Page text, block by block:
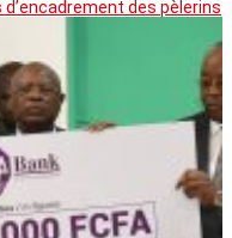
d’encadrement des pèlerins